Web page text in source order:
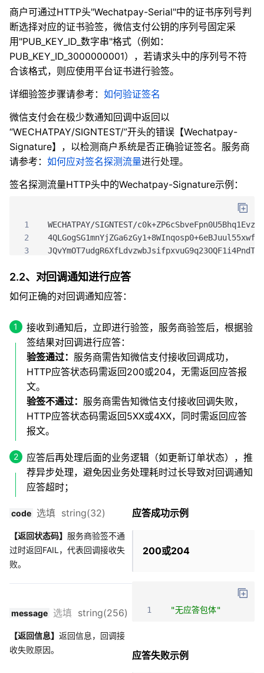
商户可通过HTTP头"Wechatpay-Serial"中的证书序列号判
断选择对应的证书验签，微信支付公钥的序列号固定采
用"PUB_KEY_ID_数字串"格式（例如：
PUB_KEY_ID_3000000001），若请求头中的序列号不符
合该格式，则应使用平台证书进行验签。
详细验签步骤请参考： 如何验证签名
微信支付会在极少数通知回调中返回以
“WECHATPAY/SIGNTEST/”开头的错误【Wechatpay-
Signature】，以检测商户系统是否正确验证签名。 服务商
请参考： 如何应对签名探测流量进行处理。
签名探测流量HTTP头中的Wechatpay-Signature示例：
1
WECHATPAY/SIGNTEST/
2
3
2.2、对回调通知进行应答
如何正确的对回调通知应答：
接收到通知后，立即进行验签，服务商验签后，根据验
签结果对回调进行应答：
验签通过： 服务商需告知微信支付接收回调成功，
HTTP应答状态码需返回200或204，无需返回应答报
文。
验签不通过： 服务商需告知微信支付接收回调失败，
HTTP应答状态码需返回5XX或4XX，同时需返回应答
报文。
应答后再处理后面的业务逻辑（如更新订单状态），推
荐异步处理，避免因业务处理耗时过长导致对回调通知
应答超时；
code 选填 string(32)
【返回状态码】 服务商验签不通
过时返回FAIL，代表回调接收失
败。
message 选填 string(256)
【返回信息】 返回信息，回调接
收失败原因。
应答成功示例
200或204
1 "无应答包体"
应答失败示例